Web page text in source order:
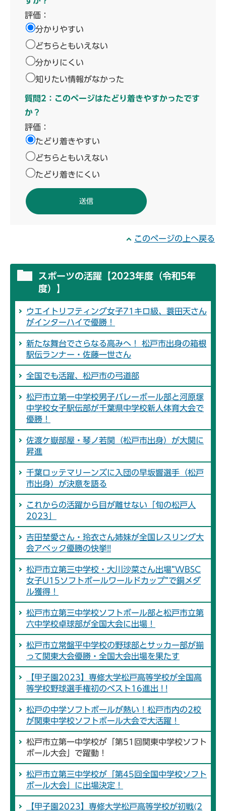
評価：
分かりやすい
どちらともいえない
分かりにくい
知りたい情報がなかった
質問2：このページはたどり着きやすかったです
か？
評価：
たどり着きやすい
どちらともいえない
たどり着きにくい
このページの上へ戻る
スポーツの活躍【2023年度（令和5年
度）】
ウエイトリフティング女子71キロ級、蓑田天さん
がインターハイで優勝！
新たな舞台でさらなる高みへ！ 松戸市出身の箱根
駅伝ランナー・佐藤一世さん
全国でも活躍、松戸市の弓道部
松戸市立第一中学校男子バレーボール部と河原塚
中学校女子駅伝部が千葉県中学校新人体育大会で
優勝！
佐渡ケ嶽部屋・琴ノ若関（松戸市出身）が大関に
昇進
千葉ロッテマリーンズに入団の早坂響選手（松戸
市出身）が決意を語る
これからの活躍から目が離せない「旬の松戸人
2023」
吉田埜愛さん・玲衣さん姉妹が全国レスリング大
会アベック優勝の快挙!!
松戸市立第三中学校・大川沙菜さん出場”WBSC
女子U15ソフトボールワールドカップ”で銅メダ
ル獲得！
松戸市立第三中学校ソフトボール部と松戸市立第
六中学校卓球部が全国大会に出場！
松戸市立常盤平中学校の野球部とサッカー部が揃
って関東大会優勝・全国大会出場を果たす
【甲子園2023】専修大学松戸高等学校が全国高
等学校野球選手権初のベスト16進出 ! !
松戸の中学ソフトボールが熱い！松戸市内の2校
が関東中学校ソフトボール大会で大活躍！
松戸市立第一中学校が「第51回関東中学校ソフト
ボール大会」で躍動！
松戸市立第三中学校が「第45回全国中学校ソフト
ボール大会」に出場決定！
【甲子園2023】専修大学松戸高等学校が初戦(2